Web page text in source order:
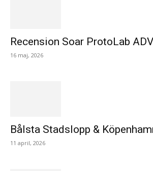
Recension Soar ProtoLab
16 maj, 2026
Bålsta Stadslopp &
11 april, 2026